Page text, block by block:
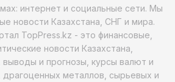
интернет и социальные сети. Мы
новости Казахстана, СНГ и мира.
TopPress.kz - это финансовые,
новости Казахстана,
выводы и прогнозы, курсы валют и
драгоценных металлов, сырьевых и